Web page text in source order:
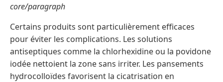
core/paragraph
Certains produits sont particulièrement efficaces
pour éviter les complications. Les solutions
antiseptiques comme la chlorhexidine ou la povidone
iodée nettoient la zone sans irriter. Les pansements
hydrocolloïdes favorisent la cicatrisation en